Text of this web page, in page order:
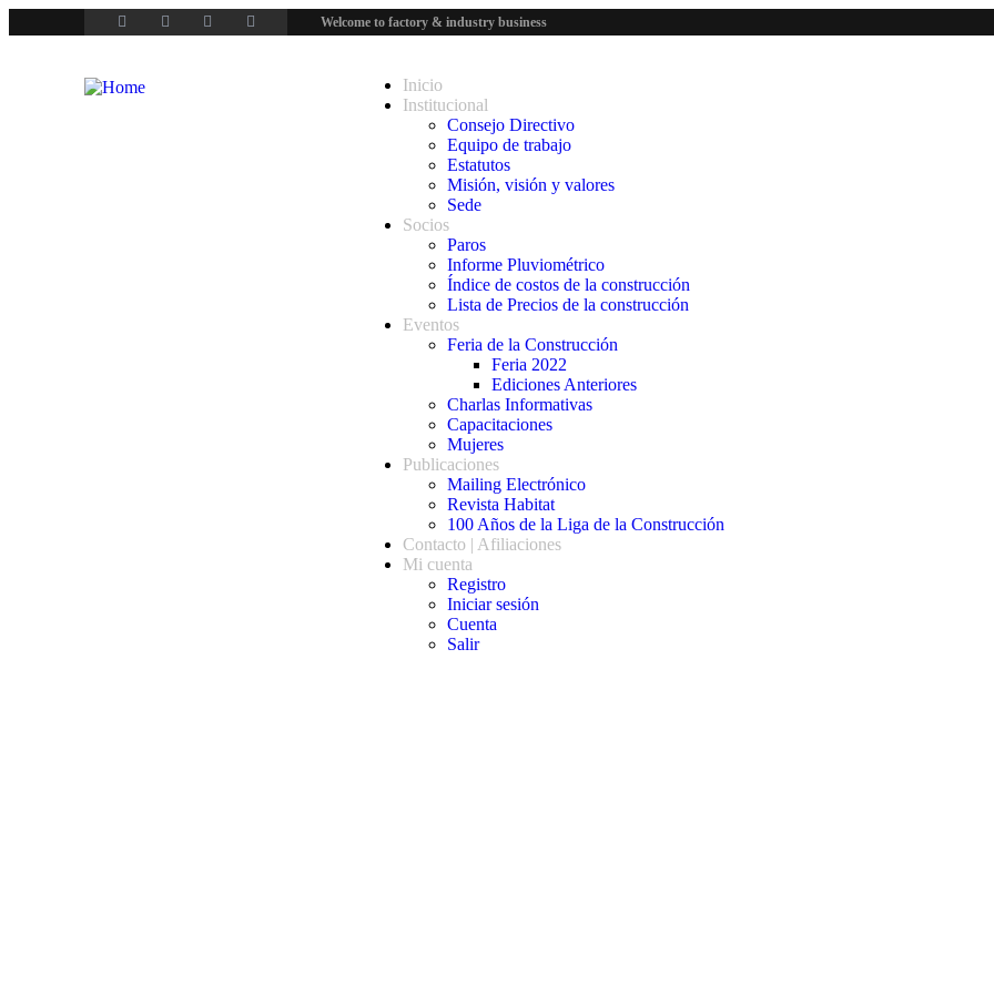
Welcome to factory & industry business
Inicio
Institucional
Consejo Directivo
Equipo de trabajo
Estatutos
Misión, visión y valores
Sede
Socios
Paros
Informe Pluviométrico
Índice de costos de la construcción
Lista de Precios de la construcción
Eventos
Feria de la Construcción
Feria 2022
Ediciones Anteriores
Charlas Informativas
Capacitaciones
Mujeres
Publicaciones
Mailing Electrónico
Revista Habitat
100 Años de la Liga de la Construcción
Contacto | Afiliaciones
Mi cuenta
Registro
Iniciar sesión
Cuenta
Salir